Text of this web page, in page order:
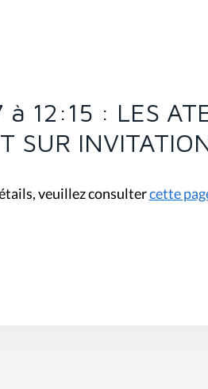
12:15 : LES
SUR
veuillez consultercette